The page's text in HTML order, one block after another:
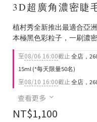
3D超廣角濃密睫
植村秀全新推出最適合亞
本極黑色彩粒子，一刷濃密
至08/06 16:00截止 全店，
15ml (*每天限量50名)
至08/10 16:00截止 全店，
查看更多
NT$1,100